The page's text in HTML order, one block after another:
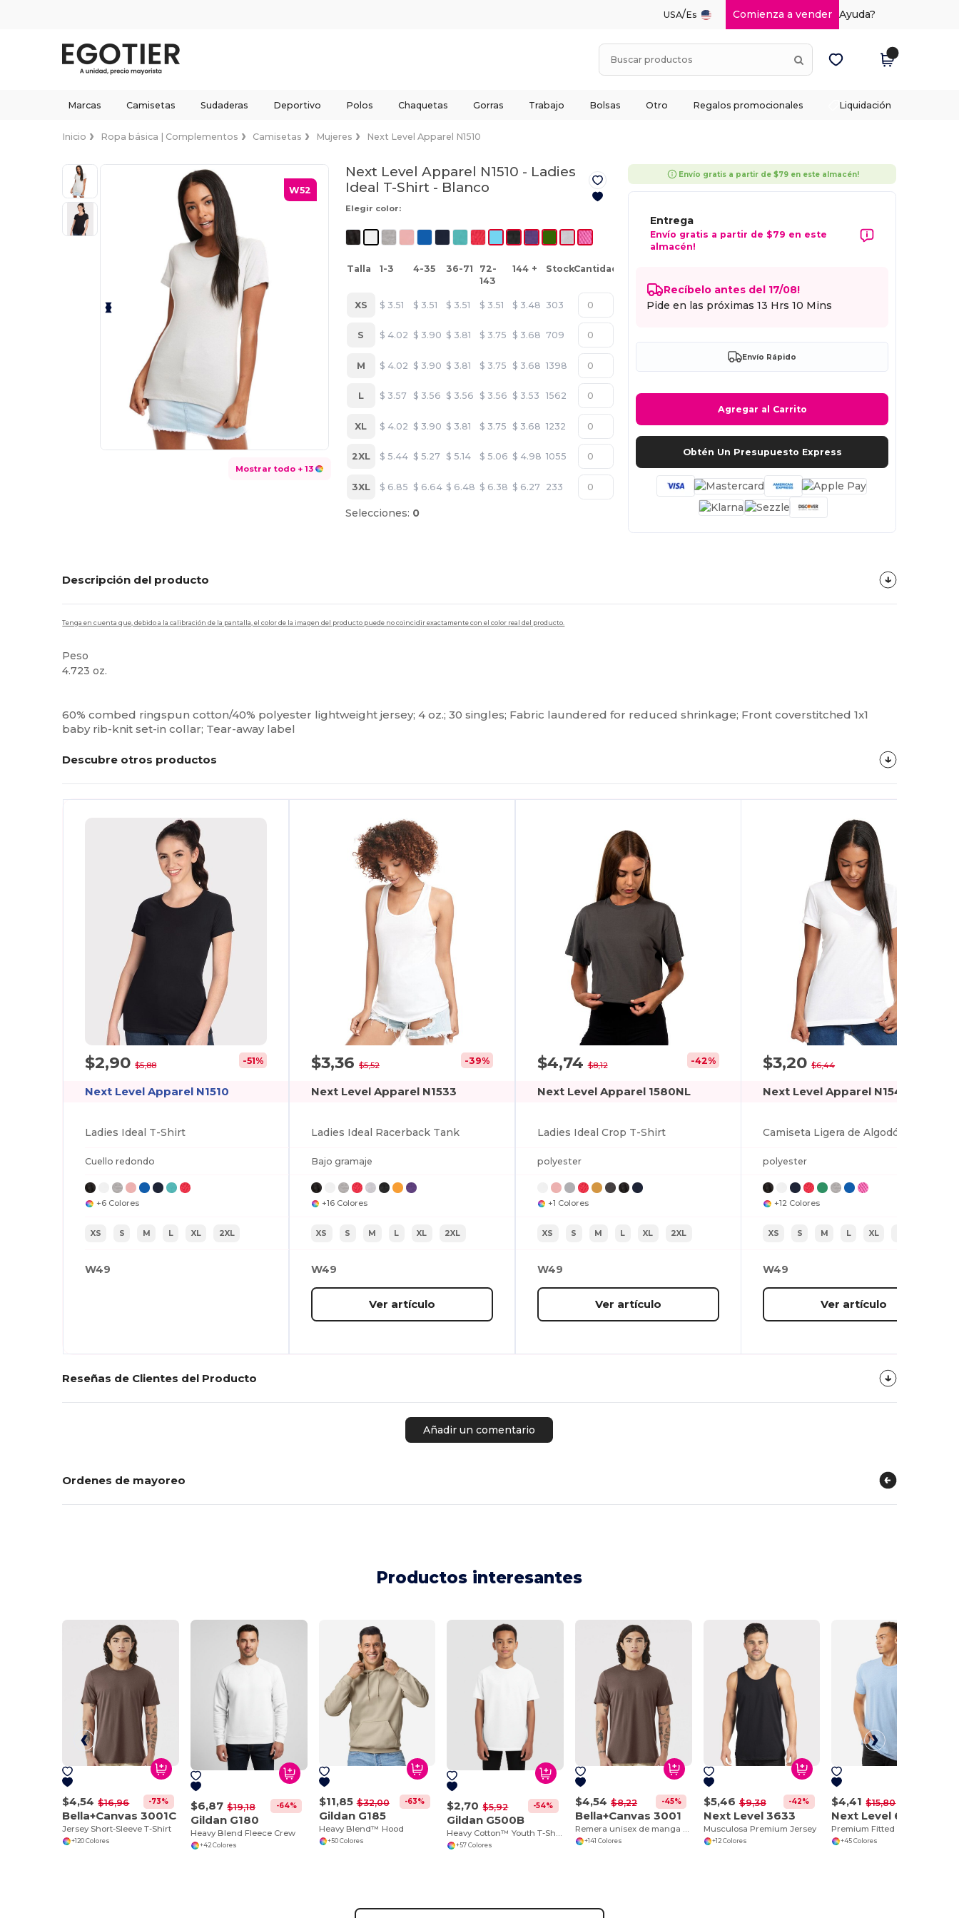
USA/Es Comienza a vender Ayuda?
Marcas Camisetas Sudaderas Deportivo Polos Chaquetas Gorras Trabajo Bolsas Otro Regalos promocionales Liquidación
Inicio Ropa básica | Complementos Camisetas Mujeres Next Level Apparel N1510
W52
Mostrar todo + 13
Next Level Apparel N1510 - Ladies
Ideal T-Shirt - Blanco
Elegir color:
Talla 1-3 4-35 36-71
72-
143
144 + StockCantidad
XS $ 3.51 $ 3.51 $ 3.51 $ 3.51 $ 3.48 303
S $ 4.02 $ 3.90 $ 3.81 $ 3.75 $ 3.68 709
M $ 4.02 $ 3.90 $ 3.81 $ 3.75 $ 3.68 1398
L $ 3.57 $ 3.56 $ 3.56 $ 3.56 $ 3.53 1562
XL $ 4.02 $ 3.90 $ 3.81 $ 3.75 $ 3.68 1232
2XL $ 5.44 $ 5.27 $ 5.14 $ 5.06 $ 4.98 1055
3XL $ 6.85 $ 6.64 $ 6.48 $ 6.38 $ 6.27 233
Selecciones: 0
Envío gratis a partir de $79 en este almacén!
Entrega
Envío gratis a partir de $79 en este
almacén!
Recíbelo antes del 17/08!
Pide en las próximas13 Hrs 10 Mins
Envío Rápido
Agregar al Carrito
Obtén Un Presupuesto Express
Descripción del producto
Tenga en cuenta que, debido a la calibración de la pantalla, el color de la imagen del producto puede no coincidir exactamente con el color real del producto.
Peso
4.723 oz.
60% combed ringspun cotton/40% polyester lightweight jersey; 4 oz.; 30 singles; Fabric laundered for reduced shrinkage; Front coverstitched 1x1
baby rib-knit set-in collar; Tear-away label
Descubre otros productos
$2,90$5,88 -51%
Next Level Apparel N1510
Ladies Ideal T-Shirt
Cuello redondo
+6 Colores
XS S M L XL 2XL
W49
$3,36 $5,52 -39%
Next Level Apparel N1533
Ladies Ideal Racerback Tank
Bajo gramaje
+16 Colores
XS S M L XL 2XL
W49
Ver artículo
$4,74$8,12 -42%
Next Level Apparel 1580NL
Ladies Ideal Crop T-Shirt
polyester
+1 Colores
XS S M L XL 2XL
W49
Ver artículo
$3,20$6,44
Next Level Apparel N1540
polyester
+12 Colores
XS S M L XL
W49
Ver artículo
Reseñas de Clientes del Producto
Añadir un comentario
Ordenes de mayoreo
Productos interesantes
$4,54 $16,96 -73%
Bella+Canvas 3001C
Jersey Short-Sleeve T-Shirt
+120 Colores
$6,87 $19,18 -64%
Gildan G180
Heavy Blend Fleece Crew
+42 Colores
$11,85 $32,00 -63%
Gildan G185
Heavy Blend™ Hood
+50 Colores
$2,70 $5,92 -54%
Gildan G500B
+57 Colores
$4,54 $8,22 -45%
Bella+Canvas 3001
Remera unisex de manga corta Jersey
+141 Colores
$5,46 $9,38 -42%
Next Level 3633
Musculosa Premium Jersey
+12 Colores
$4,41 $15,80
Next Level 6210
Premium Fitted CVC Crew
+45 Colores